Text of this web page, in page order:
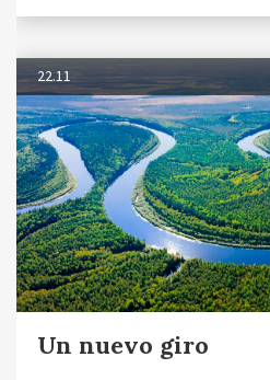
22.11
Un nuevo giro